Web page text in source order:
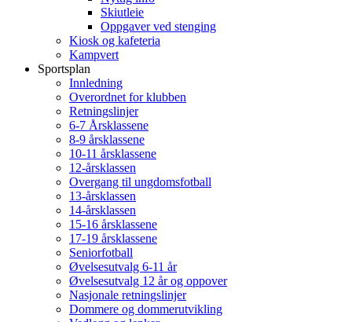
Skiutleie
Oppgaver ved stenging
Kiosk og kafeteria
Kampvert
Sportsplan
Innledning
Overordnet for klubben
Retningslinjer
6-7 Årsklassene
8-9 årsklassene
10-11 årsklassene
12-årsklassen
Overgang til ungdomsfotball
13-årsklassen
14-årsklassen
15-16 årsklassene
17-19 årsklassene
Seniorfotball
Øvelsesutvalg 6-11 år
Øvelsesutvalg 12 år og oppover
Nasjonale retningslinjer
Dommere og dommerutvikling